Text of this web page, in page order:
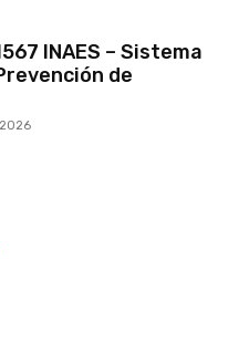
INAES – Sistema
de